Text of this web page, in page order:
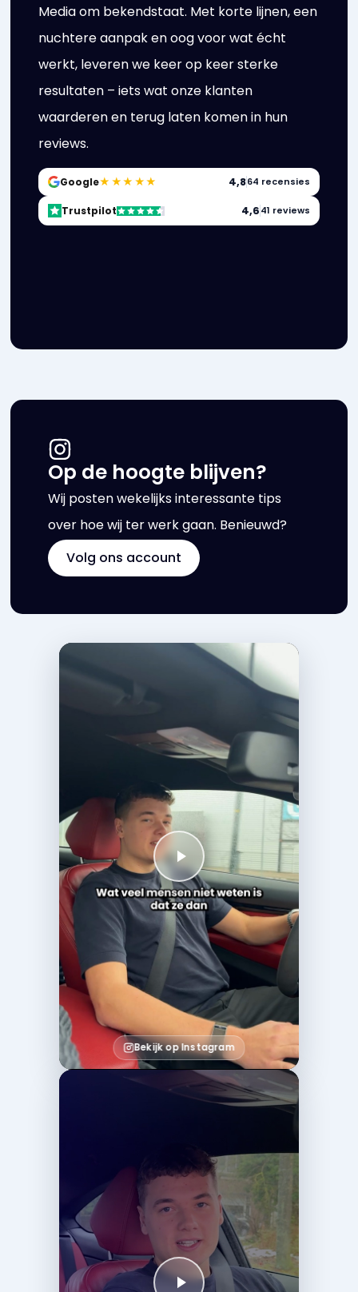
Media om bekendstaat. Met korte lijnen, een
nuchtere aanpak en oog voor wat écht
werkt, leveren we keer op keer sterke
resultaten – iets wat onze klanten
waarderen en terug laten komen in hun
reviews.
Google★★★★★ 4,864 recensies
Trustpilot 4,641 reviews
Op de hoogte blijven?
Wij posten wekelijks interessante tips
over hoe wij ter werk gaan. Benieuwd?
Volg ons account
Bekijk op Instagram